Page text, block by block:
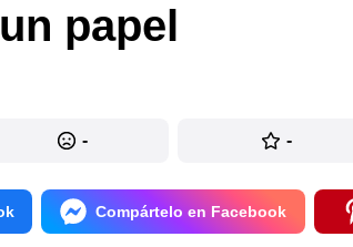
papel
- -
Compártelo en Facebook